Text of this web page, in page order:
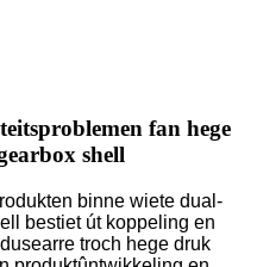
fan hege
shell
binne wiete dual-
bestiet út koppeling en
troch hege druk